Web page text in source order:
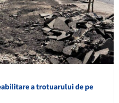
a trotuarului de pe